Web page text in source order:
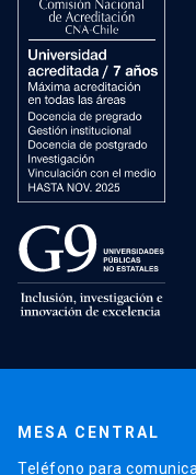
MESA CENTRAL
Teléfono para